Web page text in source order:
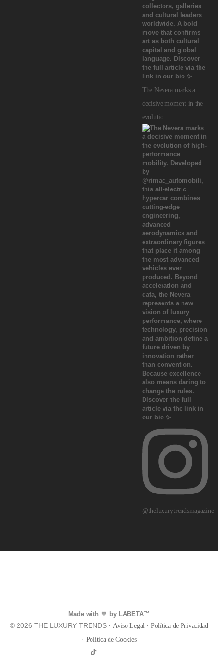
The Nevera marks a
decisive moment in the
evolutio
@theluxurytrendsmagazine
Made with 💙 by LABETA™
© 2026 THE LUXURY TRENDS · Aviso Legal ·Política de Privacidad
· Política de Cookies